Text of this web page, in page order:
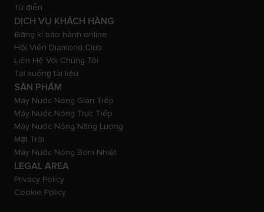
Từ điển
DỊCH VỤ KHÁCH HÀNG
Đăng kí bảo hành online
Hội Viên Diamond Club
Liên Hệ Với Chúng Tôi
Tải xuống tài liệu
SẢN PHẨM
Máy Nước Nóng Gián Tiếp
Máy Nước Nóng Trực Tiếp
Máy Nước Nóng Năng Lượng
Mặt Trời
Máy Nước Nóng Bơm Nhiệt
LEGAL AREA
Privacy Policy
Cookie Policy